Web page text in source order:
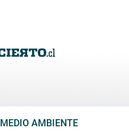
MEDIO AMBIENTE